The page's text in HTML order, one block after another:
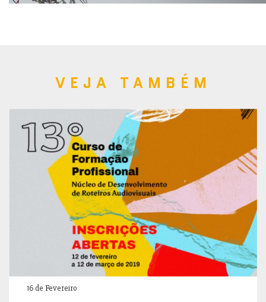
VEJA TAMBÉM
16 de Fevereiro